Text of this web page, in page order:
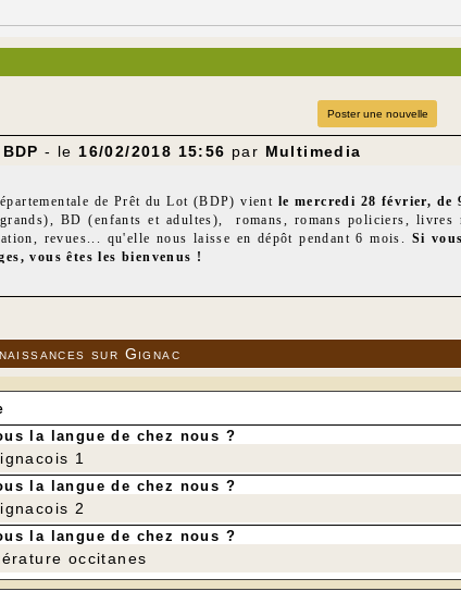
Poster une nouvelle
- le 16/02/2018 15:56 par Multimedia
de Prêt du Lot (BDP) vient le mercredi 28 février, de
BD (enfants et adultes), romans, romans policiers,
revues... qu'elle nous laisse en dépôt pendant 6 mois. Si
vous êtes les bienvenus !
que la bibliothèque est ouverte le mercredi après-midi de 14
pas dans le fonds de la bibliothèque, soit nous
deux autres activités développées par l'association Multi-Média
qui se tient une fois par mois : tous les lecteurs lisent le même
plusieurs participants, le tout autour d'un repas où tout le monde
est ouvert à tous et, si vous le souhaitez, vous pouvez venir
du Club de lecture est annoncée sur le site de Gignac-en-Quercy.
délivrés par Jean-Luc Louis tous les lundis soir, dans la salle du
suffit d'être adhérent à la bibliothèque de Gignac : 5 € par an, pour
sur Gignac
la langue de chez nous ?
1
la langue de chez nous ?
2
la langue de chez nous ?
occitanes